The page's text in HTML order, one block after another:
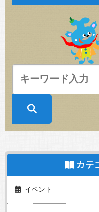
カテ
イベント